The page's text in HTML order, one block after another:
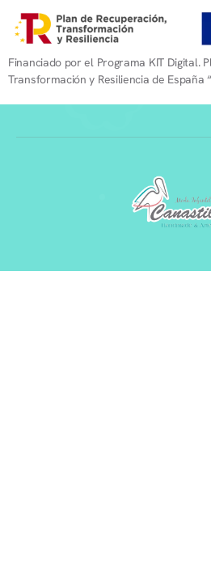
Financiado por el Programa KIT Digital.
Transformación y Resiliencia de España